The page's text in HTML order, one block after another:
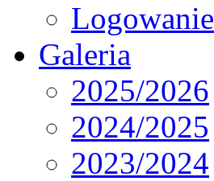
Logowanie
Galeria
2025/2026
2024/2025
2023/2024